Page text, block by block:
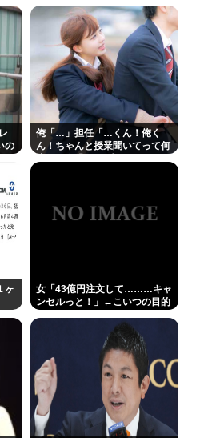
以上に迷惑だったな
で割引おにぎりは〝絶対買わな
い弁当屋にブチギレ
モメンは読めるの？
いいって作品教えて
れる場所教えて🥺
・消防車から徴収問題、猛反発
ていく」と会長
無職はこのまま逃げ切れるのか
RSS
の
俺「…」担任「…くん！俺く
ん！ちゃんと授業聞いてって何
ヶ
女「43億円注文して………キャ
ンセルっと！」←こいつの目的